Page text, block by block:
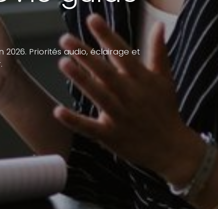
Priorités audio, éclairage et